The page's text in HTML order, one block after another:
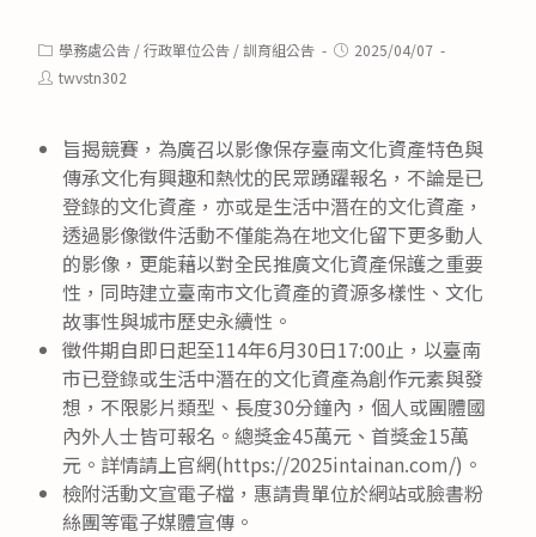
Post
category:
學務處公告 /行政單位公告 /訓育組公告
Post2025/04/07
Posttwvstn302
旨揭競賽，為廣召以影像保存臺南文化資產特色與
傳承文化有興趣和熱忱的民眾踴躍報名，不論是已
登錄的文化資產，亦或是生活中潛在的文化資產，
透過影像徵件活動不僅能為在地文化留下更多動人
的影像，更能藉以對全民推廣文化資產保護之重要
性，同時建立臺南市文化資產的資源多樣性、文化
故事性與城市歷史永續性。
徵件期自即日起至114年6月30日17:00止，以臺南
市已登錄或生活中潛在的文化資產為創作元素與發
想，不限影片類型、長度30分鐘內，個人或團體國
內外人士皆可報名。總獎金45萬元、首獎金15萬
元。詳情請上官網(https://2025intainan.com/)。
檢附活動文宣電子檔，惠請貴單位於網站或臉書粉
絲團等電子媒體宣傳。